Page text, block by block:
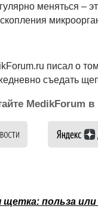
меняться –
писал о
съедать
MedikForum в
щетка: польза или